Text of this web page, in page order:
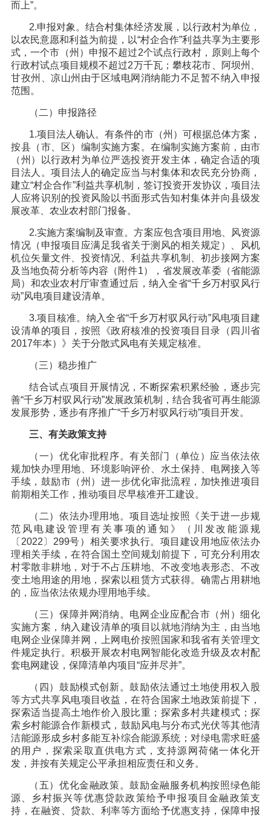
而上”。
2.申报对象。结合村集体经济发展，以行政村为单位，
以农民意愿和利益为前提，以“村企合作”利益共享为主要形
式，一个市（州）申报不超过2个试点行政村，原则上每个
行政村试点项目规模不超过2万千瓦；攀枝花市、阿坝州、
甘孜州、凉山州由于区域电网消纳能力不足暂不纳入申报
范围。
（二）申报路径
1.项目法人确认。有条件的市（州）可根据总体方案，
按县（市、区）编制实施方案。在编制实施方案前，由市
（州）以行政村为单位严选投资开发主体，确定合适的项
目法人。项目法人的确定应当与村集体和农民充分协商，
建立“村企合作”利益共享机制，签订投资开发协议，项目法
人应将识别的投资风险以书面形式告知村集体并向县级发
展改革、农业农村部门报备。
2.实施方案编制及审查。方案应包含项目用地、风资源
情况（申报项目应满足我省关于测风的相关规定）、风机
机位矢量文件、投资情况、利益共享机制、初步接网方案
及当地负荷分析等内容（附件1），省发展改革委（省能源
局）和农业农村厅审查通过后，纳入全省“千乡万村驭风行
动”风电项目建设清单。
3.项目核准。纳入全省“千乡万村驭风行动”风电项目建
设清单的项目，按照《政府核准的投资项目目录（四川省
2017年本）》关于分散式风电有关规定核准。
（三）稳步推广
结合试点项目开展情况，不断探索积累经验，逐步完
善“千乡万村驭风行动”发展政策机制，结合我省可再生能源
发展形势，逐步有序推广“千乡万村驭风行动”项目开发。
三、有关政策支持
（一）优化审批程序。有关部门（单位）应当依法依
规加快办理用地、环境影响评价、水土保持、电网接入等
手续，鼓励市（州）进一步优化审批流程，加快推进项目
前期相关工作，推动项目尽早核准开工建设。
（二）依法办理用地。项目选址按照《关于进一步规
范风电建设管理有关事项的通知》（川发改能源规
〔2022〕299号）相关要求执行。项目建设用地应依法办
理相关手续，在符合国土空间规划前提下，可充分利用农
村零散非耕地，对于不占压耕地、不改变地表形态、不改
变土地用途的用地，探索以租赁方式获得。确需占用耕地
的，应当依法依规办理用地手续。
（三）保障并网消纳。电网企业应配合市（州）细化
实施方案，纳入建设清单的项目以就地消纳为主，由当地
电网企业保障并网，上网电价按照国家和我省有关管理文
件规定执行。积极开展农村电网智能化改造升级及农村配
套电网建设，保障清单内项目“应并尽并”。
（四）鼓励模式创新。鼓励依法通过土地使用权入股
等方式共享风电项目收益，在符合国家土地政策前提下，
探索适当提高土地作价入股比重；探索多村共建模式；探
索乡村能源合作新模式，鼓励风电与分布式光伏等其他清
洁能源形成乡村多能互补综合能源系统；对绿电需求旺盛
的用户，探索采取直供电方式，支持源网荷储一体化开
发，并按有关规定公平承担相应责任和义务。
（五）优化金融政策。鼓励金融服务机构按照绿色能
源、乡村振兴等优惠贷款政策给予申报项目金融政策支
持，在融资、贷款、利率等方面给予优惠支持，保障申报